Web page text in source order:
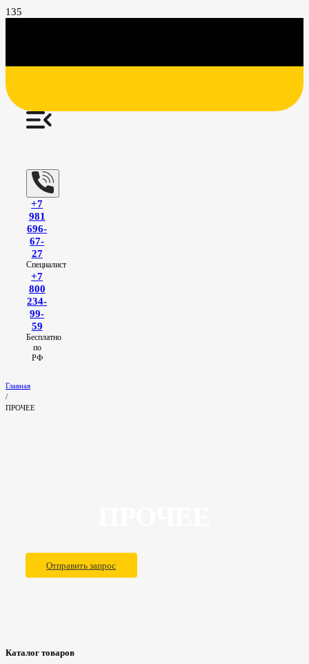
+7
981
696-
67-
27
Специалист
+7
800
234-
99-
59
Бесплатно
по
РФ
Главная
/
ПРОЧЕЕ
Отправить запрос
Каталог товаров